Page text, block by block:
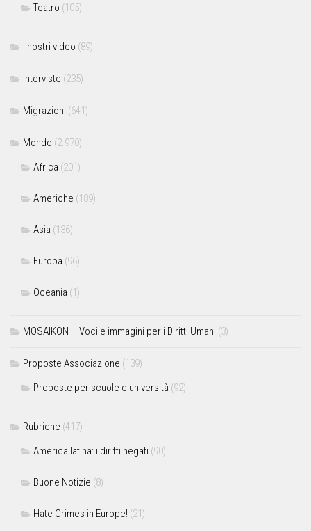
Teatro (105)
I nostri video (89)
Interviste (235)
Migrazioni (641)
Mondo (2.970)
Africa (201)
Americhe (189)
Asia (136)
Europa (96)
Oceania (1)
MOSAIKON – Voci e immagini per i Diritti Umani (3)
Proposte Associazione (139)
Proposte per scuole e università (92)
Rubriche (417)
America latina: i diritti negati (90)
Buone Notizie (8)
Hate Crimes in Europe! (21)